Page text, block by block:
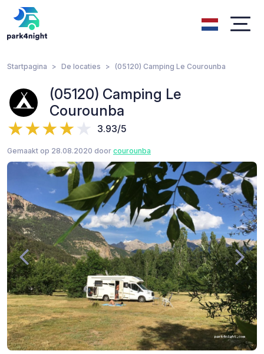
Startpagina De locaties (05120) Camping Le Courounba
(05120) Camping Le
Courounba
3.93/5
Gemaakt op 28.08.2020 door courounba